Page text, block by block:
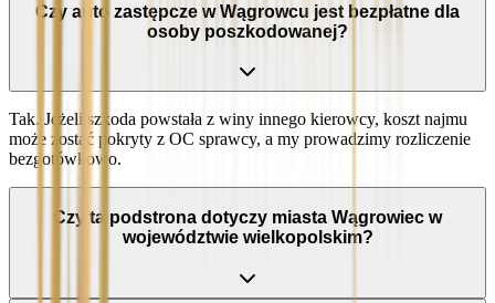
Czy auto zastępcze w Wągrowcu jest bezpłatne dla
osoby poszkodowanej?
Tak. Jeżeli szkoda powstała z winy innego kierowcy, koszt najmu
może zostać pokryty z OC sprawcy, a my prowadzimy rozliczenie
bezgotówkowo.
Czy ta podstrona dotyczy miasta Wągrowiec w
województwie wielkopolskim?